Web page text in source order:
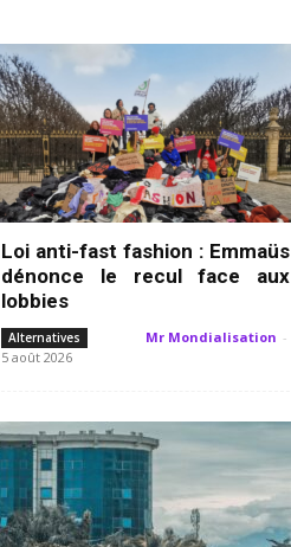
Loi anti-fast fashion : Emmaüs
dénonce le recul face aux
lobbies
Alternatives Mr Mondialisation -
5 août 2026